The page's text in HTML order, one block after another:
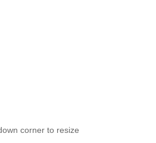
corner to resize